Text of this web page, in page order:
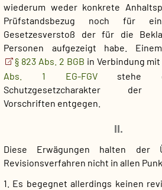
wiederum weder konkrete
Prüfstandsbezug noch für
Gesetzesverstoß der für die
Personen aufgezeigt habe.
§ 823 Abs. 2 BGB in Verbindung mit
Abs. 1 EG-FGV stehe
Schutzgesetzcharakter der
Vorschriften entgegen.
II.
Diese Erwägungen halten der
Revisionsverfahren nicht in allen
1. Es begegnet allerdings keinen